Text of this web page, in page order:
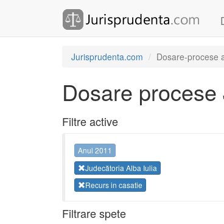
Jurisprudenta.com Dosare-procese
Dosare
Filtre active
Anul 2011
Judecătoria Alba Iulia
Recurs in casatie
Filtrare spete